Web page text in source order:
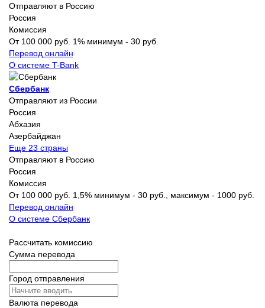
Отправляют в Россию
Россия
Комиссия
От 100 000 руб. 1% минимум - 30 руб.
Перевод онлайн
О системе T-Bank
Сбербанк
Отправляют из России
Россия
Абхазия
Азербайджан
Еще 23 страны
Отправляют в Россию
Россия
Комиссия
От 100 000 руб. 1,5% минимум - 30 руб., максимум - 1000 руб.
Перевод онлайн
О системе Сбербанк
Рассчитать комиссию
Сумма перевода
Город отправления
Валюта перевода